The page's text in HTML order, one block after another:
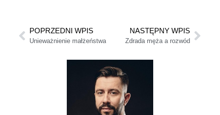
POPRZEDNI WPIS
Unieważnienie małżeństwa
NASTĘPNY WPIS
Zdrada męża a rozwód